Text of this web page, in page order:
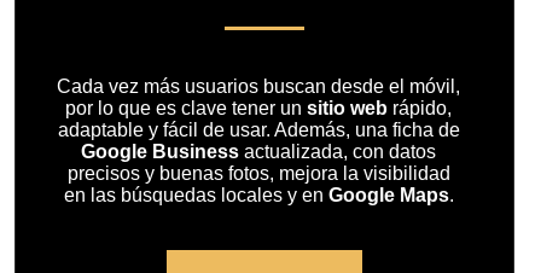
Cada vez más usuarios buscan desde el móvil,
por lo que es clave tener un sitio web rápido,
adaptable y fácil de usar. Además, una ficha de
Google Business actualizada, con datos
precisos y buenas fotos, mejora la visibilidad
en las búsquedas locales y en Google Maps.